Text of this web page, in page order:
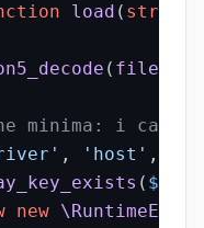
load ( string
(
minima: i
, 'host' ,
(
new